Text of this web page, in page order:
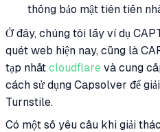
thống bảo mật tiên tiến
Ở đây, chúng tôi lấy ví dụ
quét web hiện nay, cũng là
tạp nhất cloudflare và cung
cách sử dụng Capsolver để
Turnstile.
Có một số yêu cầu khi giải